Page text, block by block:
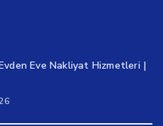
Eve Nakliyat Hizmetleri |